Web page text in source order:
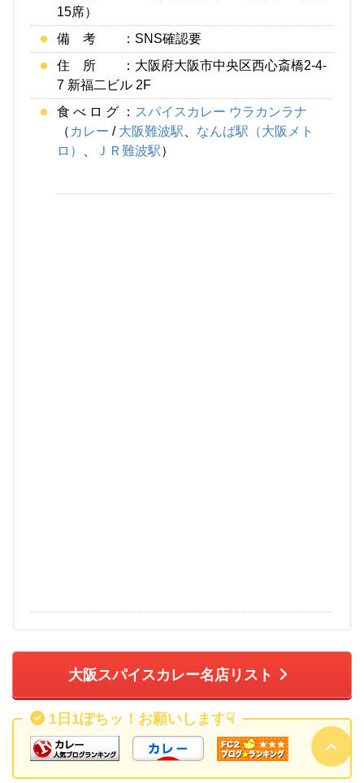
15席）
備 考 ：SNS確認要
住 所 ：大阪府大阪市中央区西心斎橋2-4-
7 新福二ビル 2F
食 べ ロ グ ： スパイスカレー ウラカンラナ
（ カレー / 大阪難波駅
なんば駅（大阪メト
ロ）
ＪＲ難波駅）
大阪スパイスカレー名店リスト
1日1ぽちッ！お願いします☟